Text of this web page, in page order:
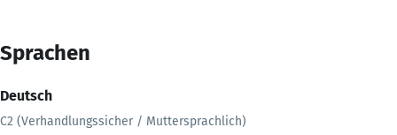
Sprachen
Deutsch
C2 (Verhandlungssicher / Muttersprachlich)